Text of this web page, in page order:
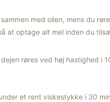
med olien, mens du
at optage alt mel inden du
røres ved høj hastighed i
et rent viskestykke i 30